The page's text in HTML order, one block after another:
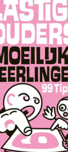
e-boek
U hebt als
steeds vaker last
veeleisende
Ze kiezen soms
partij voor hun
Ze verwachten
meteen tijd voor